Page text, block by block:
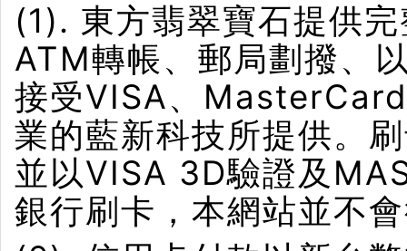
(1). 東方翡翠寶石提供
ATM轉帳、郵局劃撥、
接受VISA、
業的藍新科技所提供。
並以VISA 3D驗證及
銀行刷卡，本網站並不